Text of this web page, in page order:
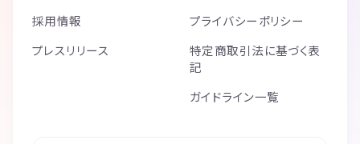
採用情報
プレスリリース
プライバシーポリシー
特定商取引法に基づく表
記
ガイドライン一覧